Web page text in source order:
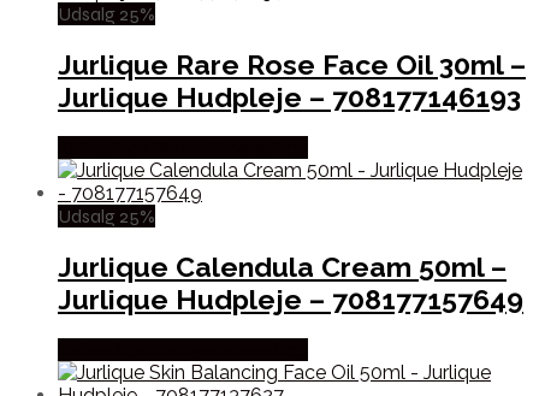
Udsalg 25%
Jurlique Rare Rose Face Oil 30ml –
Jurlique Hudpleje – 708177146193
Udsalg 25%
Jurlique Calendula Cream 50ml –
Jurlique Hudpleje – 708177157649